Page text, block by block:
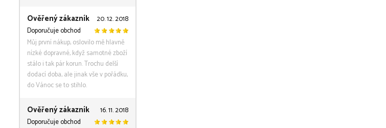
Ověřený zákazník
20. 12. 2018
Doporučuje obchod
Můj první nákup, oslovilo mě hlavně
nízké dopravné, když samotné zboží
stálo i tak pár korun. Trochu delší
dodací doba, ale jinak vše v pořádku,
do Vánoc se to stihlo.
Ověřený zákazník
16. 11. 2018
Doporučuje obchod